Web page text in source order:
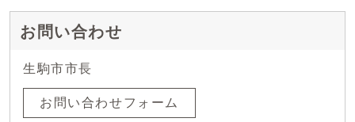
お問い合わせ
生駒市市長
お問い合わせフォーム